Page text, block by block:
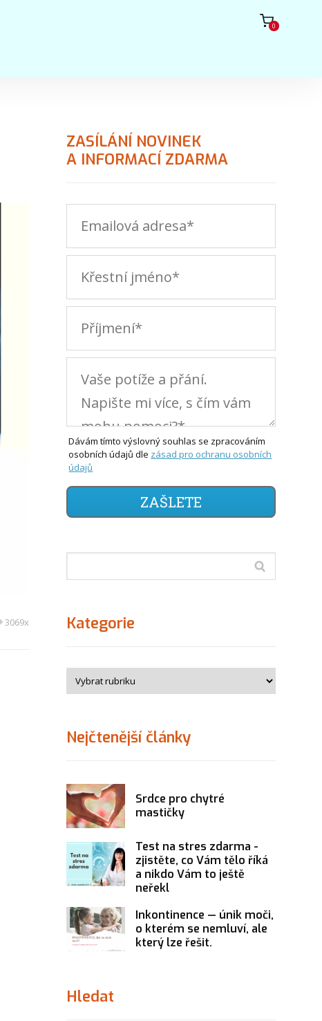
0
3069x
ZASÍLÁNÍ NOVINEK
A INFORMACÍ ZDARMA
Dávám tímto výslovný souhlas se zpracováním
osobních údajů dle zásad pro ochranu osobních
údajů
ZAŠLETE
Kategorie
Nejčtenější články
Srdce pro chytré
mastičky
Test na stres zdarma -
zjistěte, co Vám tělo říká
a nikdo Vám to ještě
neřekl
Inkontinence — únik moči,
o kterém se nemluví, ale
který lze řešit.
Hledat